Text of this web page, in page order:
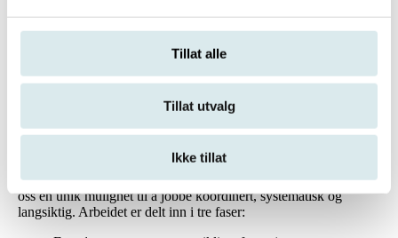
Tillat alle
Tillat utvalg
Ikke tillat
EØS-programområde 22 – Vold i nære relasjoner og
relasjoner og kjønnsbasert vold, og gi utsatte beskyttelse
EØS-programområde 16 – Godt styresett, ansvarlige
institusjoner og gjennomsiktighet. Målet er å støtte opp
under prosjekter og kampanjer, for å øke bevissthet og
styrke kvinners muligheter til å delta i politikk.
Gjennom slike prosjekter vil LDO få til samarbeid med sivilt
samfunn, aktuelle forskningsmiljøer, og departementer. Dette gir
oss en unik mulighet til å jobbe koordinert, systematisk og
langsiktig. Arbeidet er delt inn i tre faser: